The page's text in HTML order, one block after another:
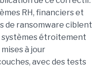
RH, financiers et
de ransomware ciblent
systèmes étroitement
à jour
avec des tests